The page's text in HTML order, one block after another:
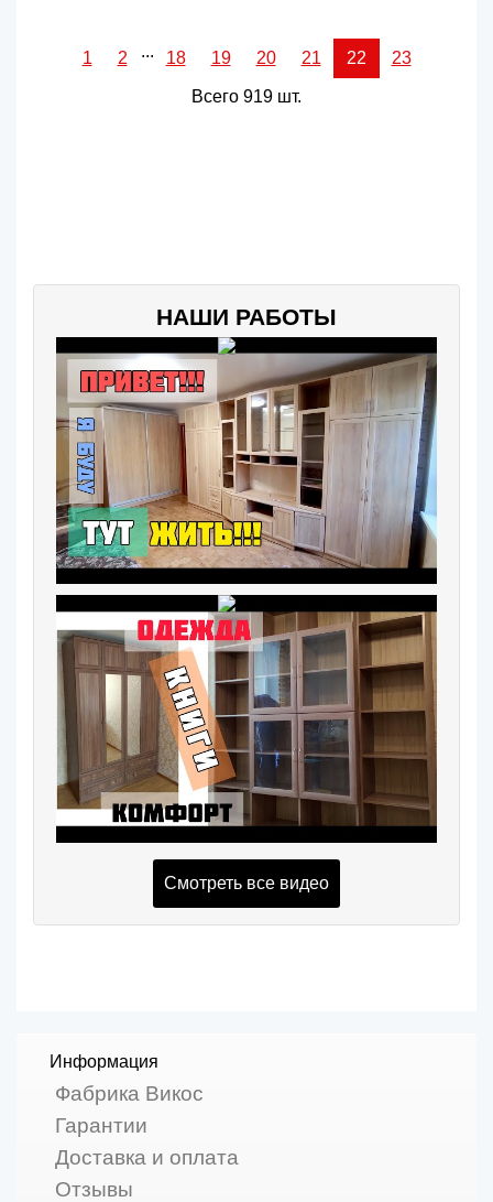
1 2 ... 18 19 20 21 22 23
Всего 919 шт.
НАШИ РАБОТЫ
Смотреть все видео
Информация
Фабрика Викос
Гарантии
Доставка и оплата
Отзывы